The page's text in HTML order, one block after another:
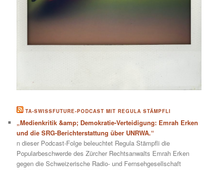
TA-SWISSFUTURE-PODCAST MIT REGULA STÄMPFLI
„Medienkritik &amp; Demokratie-Verteidigung: Emrah Erken
und die SRG-Berichterstattung über UNRWA.“
n dieser Podcast-Folge beleuchtet Regula Stämpfli die
Popularbeschwerde des Zürcher Rechtsanwalts Emrah Erken
gegen die Schweizerische Radio- und Fernsehgesellschaft